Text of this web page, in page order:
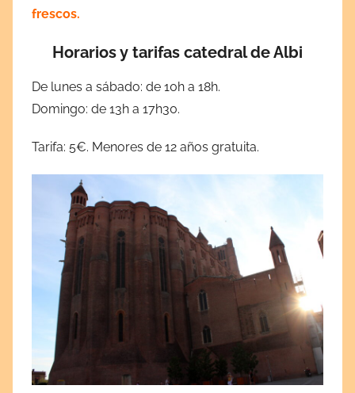
frescos.
Horarios y tarifas catedral de Albi
De lunes a sábado: de 10h a 18h.
Domingo: de 13h a 17h30.
Tarifa: 5€. Menores de 12 años gratuita.